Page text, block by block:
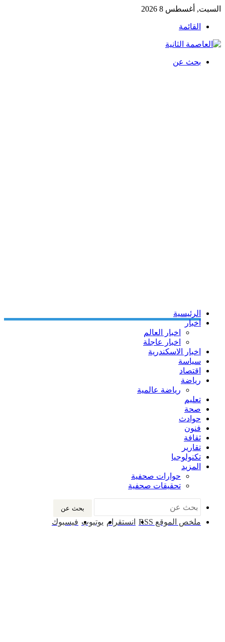
السبت, أغسطس 8 2026
القائمة
بحث عن
الرئيسية
اخبار
اخبار العالم
اخبار عاجلة
اخبار الاسكندرية
سياسة
اقتصاد
رياضة
رياضة عالمية
تعليم
صحة
حوادث
فنون
ثقافة
تقارير
تكنولوجيا
المزيد
حوارات صحفية
تحقيقات صحفية
بحث عن
ملخص الموقع RSS انستقرام يوتيوب فيسبوك